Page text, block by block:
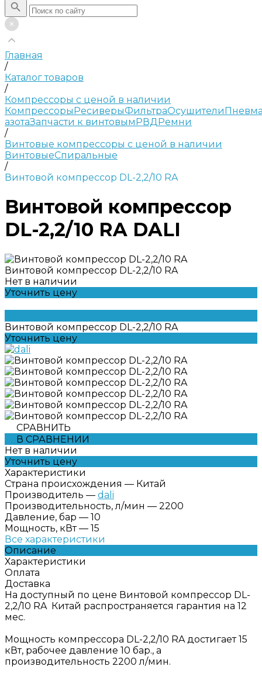
Главная
/
Каталог товаров
/
Компрессоры с ценой в наличии
КомпрессорыРесиверыФильтраОсушители
азотаЗапчасти к винтовымРВДРемни
/
Винтовые компрессоры с ценой в наличии
ВинтовыеСпиральные
/
Винтовой компрессор DL-2,2/10 RA
Винтовой компрессор
DL-2,2/10 RA DALI
Винтовой компрессор DL-2,2/10 RA
Нет в наличии
Уточнить цену
Винтовой компрессор DL-2,2/10 RA
Уточнить цену
СРАВНИТЬ
В СРАВНЕНИИ
Нет в наличии
Уточнить цену
Характеристики
Страна происхождения — Китай
Производитель — dali
Производительность, л/мин — 2200
Давление, бар — 10
Мощность, кВт — 15
Все характеристики
Описание
Характеристики
Оплата
Доставка
На доступный по цене Винтовой компрессор DL-
2,2/10 RA Китай распространяется гарантия на 12
мес.
Мощность компрессора DL-2,2/10 RA достигает 15
кВт, рабочее давление 10 бар., а
производительность 2200 л/мин.